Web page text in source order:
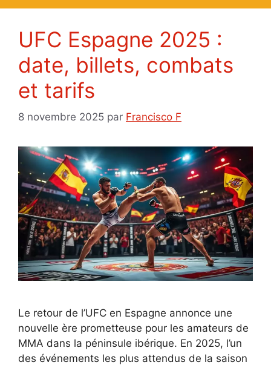
UFC Espagne 2025 :
date, billets, combats
et tarifs
8 novembre 2025 par Francisco F
Le retour de l’UFC en Espagne annonce une
nouvelle ère prometteuse pour les amateurs de
MMA dans la péninsule ibérique. En 2025, l’un
des événements les plus attendus de la saison